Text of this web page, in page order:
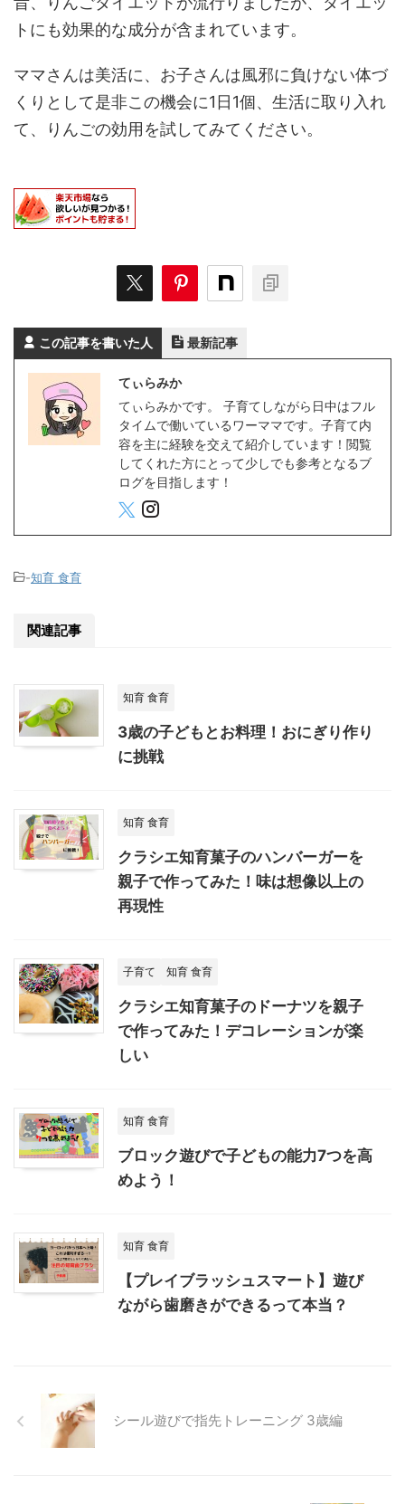
トにも効果的な成分が含まれています。
ママさんは美活に、お子さんは風邪に負けない体づ
くりとして是非この機会に1日1個、生活に取り入れ
て、りんごの効用を試してみてください。
この記事を書いた人 最新記事
てぃらみか
てぃらみかです。 子育てしながら日中はフル
タイムで働いているワーママです。子育て内
容を主に経験を交えて紹介しています！閲覧
してくれた方にとって少しでも参考となるブ
ログを目指します！
-知育 食育
関連記事
知育 食育
3歳の子どもとお料理！おにぎり作り
に挑戦
知育 食育
クラシエ知育菓子のハンバーガーを
親子で作ってみた！味は想像以上の
再現性
子育て 知育 食育
クラシエ知育菓子のドーナツを親子
で作ってみた！デコレーションが楽
しい
知育 食育
ブロック遊びで子どもの能力7つを高
めよう！
知育 食育
【プレイブラッシュスマート】遊び
ながら歯磨きができるって本当？
シール遊びで指先トレーニング 3歳編